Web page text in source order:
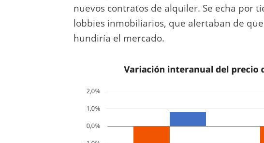
nuevos contratos de alquiler. Se echa por
lobbies inmobiliarios, que alertaban de
hundiría el mercado.